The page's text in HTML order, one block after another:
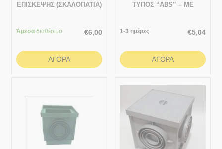
ΕΠΙΣΚΕΨΗΣ (ΣΚΑΛΟΠΑΤΙΑ)
Άμεσα διαθέσιμο €6,00
ΑΓΟΡΆ
ΤΥΠΟΣ “ABS” – ΜΕ
1-3 ημέρες €5,04
ΑΓΟΡΆ